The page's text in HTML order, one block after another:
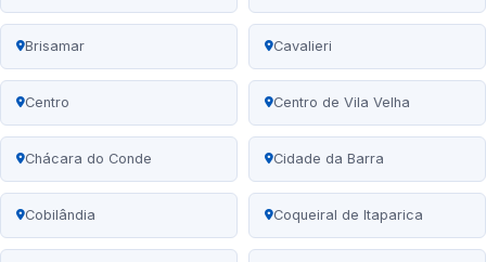
Brisamar Cavalieri
Centro Centro de Vila Velha
Chácara do Conde Cidade da Barra
Cobilândia Coqueiral de Itaparica